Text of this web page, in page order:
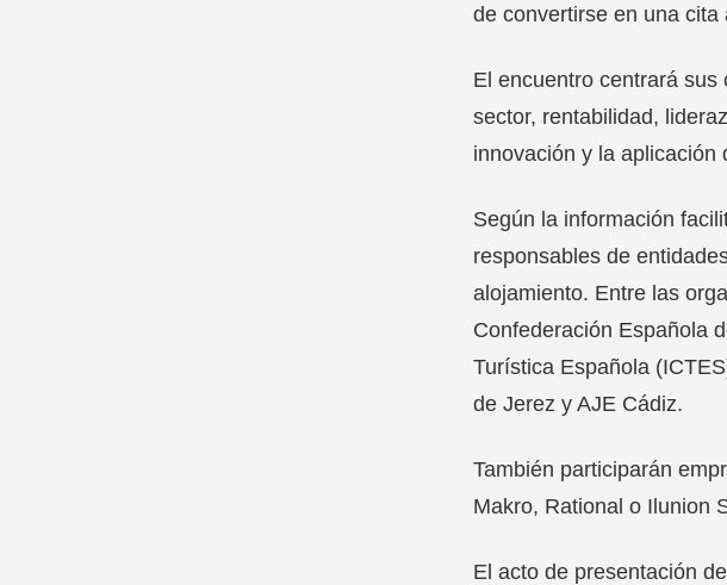
de convertirse en una
El encuentro centrará
sector, rentabilidad,
innovación y la aplicación
Según la información
responsables de
alojamiento. Entre las
Confederación Española
Turística Española
de Jerez y AJE Cádiz.
También participarán
Makro, Rational o Ilunion
El acto de presentación